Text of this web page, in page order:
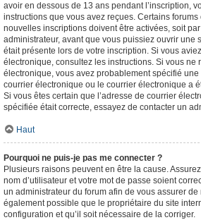
avoir en dessous de 13 ans pendant l’inscription,
instructions que vous avez reçues. Certains
nouvelles inscriptions doivent être activées, soit
administrateur, avant que vous puissiez ouvrir une
était présente lors de votre inscription. Si vous
électronique, consultez les instructions. Si vous ne
électronique, vous avez probablement spécifié
courrier électronique ou le courrier électronique a
Si vous êtes certain que l’adresse de courrier
spécifiée était correcte, essayez de contacter un
Haut
Pourquoi ne puis-je pas me connecter ?
Plusieurs raisons peuvent en être la cause.
nom d’utilisateur et votre mot de passe soient
un administrateur du forum afin de vous assurer
également possible que le propriétaire du site
configuration et qu’il soit nécessaire de la corriger.